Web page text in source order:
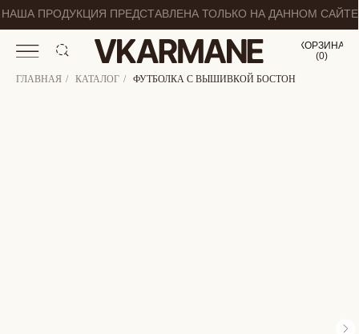
НАША ПРОДУКЦИЯ ПРЕДСТАВЛЕНА ТОЛЬКО НА ДАННОМ САЙТЕ
(0)
0
ГЛАВНАЯ / КАТАЛОГ / ФУТБОЛКА С ВЫШИВКОЙ БОСТОН